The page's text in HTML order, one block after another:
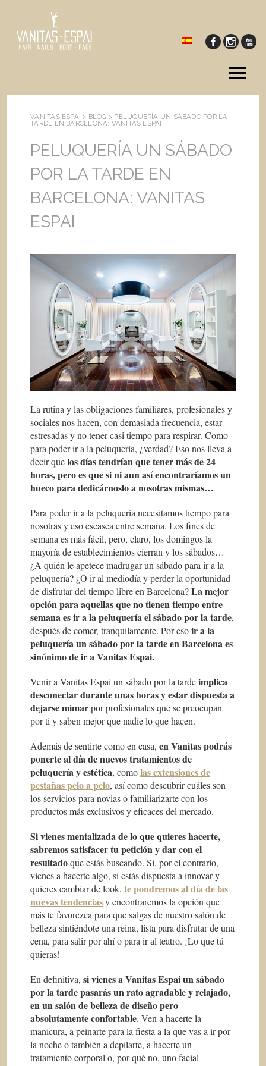
VANITAS ESPAI > BLOG > PELUQUERÍA UN SÁBADO POR LA
TARDE EN BARCELONA: VANITAS ESPAI
PELUQUERÍA UN SÁBADO
POR LA TARDE EN
BARCELONA: VANITAS
ESPAI
La rutina y las obligaciones familiares, profesionales y
sociales nos hacen, con demasiada frecuencia, estar
estresadas y no tener casi tiempo para respirar. Como
para poder ir a la peluquería, ¿verdad? Eso nos lleva a
decir quelos días tendrían que tener más de 24
horas, pero es que si ni aun así encontraríamos un
hueco para dedicárnoslo a nosotras mismas…
Para poder ir a la peluquería necesitamos tiempo para
nosotras y eso escasea entre semana. Los fines de
semana es más fácil, pero, claro, los domingos la
mayoría de establecimientos cierran y los sábados…
¿A quién le apetece madrugar un sábado para ir a la
peluquería? ¿O ir al mediodía y perder la oportunidad
de disfrutar del tiempo libre en Barcelona?La mejor
opción para aquellas que no tienen tiempo entre
semana es ir a la peluquería el sábado por la tarde,
después de comer, tranquilamente. Por esoir a la
peluquería un sábado por la tarde en Barcelona es
sinónimo de ir a Vanitas Espai.
Venir a Vanitas Espai un sábado por la tardeimplica
desconectar durante unas horas y estar dispuesta a
dejarse mimarpor profesionales que se preocupan
por ti y saben mejor que nadie lo que hacen.
Además de sentirte como en casa,en Vanitas podrás
ponerte al día de nuevos tratamientos de
peluquería y estética, comolas extensiones de
pestañas pelo a pelo, así como descubrir cuáles son
los servicios para novias o familiarizarte con los
productos más exclusivos y eficaces del mercado.
Si vienes mentalizada de lo que quieres hacerte,
sabremos satisfacer tu petición y dar con el
resultadoque estás buscando. Si, por el contrario,
vienes ahacerte algo,si estás dispuesta a innovar y
quieres cambiar de look,te pondremos al día de las
nuevas tendenciasy encontraremos la opción que
más te favorezca para que salgas de nuestro salón de
belleza sintiéndote una reina, lista para disfrutar de una
cena, para salir por ahí o para ir al teatro. ¡Lo que tú
quieras!
En definitiva,si vienes a Vanitas Espai un sábado
por la tarde pasarás un rato agradable y relajado,
en un salón de belleza de diseño pero
absolutamente confortable. Ven a hacerte la
manicura, a peinarte para la fiesta a la que vas a ir por
la noche o también a depilarte, a hacerte un
tratamiento corporal o, por qué no, uno facial